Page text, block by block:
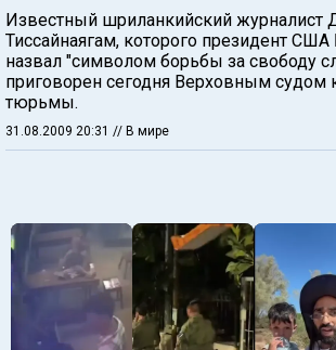
Известный шриланкийский журналист
Тиссайнаягам, которого президент
назвал "символом борьбы за свободу
приговорен сегодня Верховным судом
тюрьмы.
31.08.2009 20:31 // В мире